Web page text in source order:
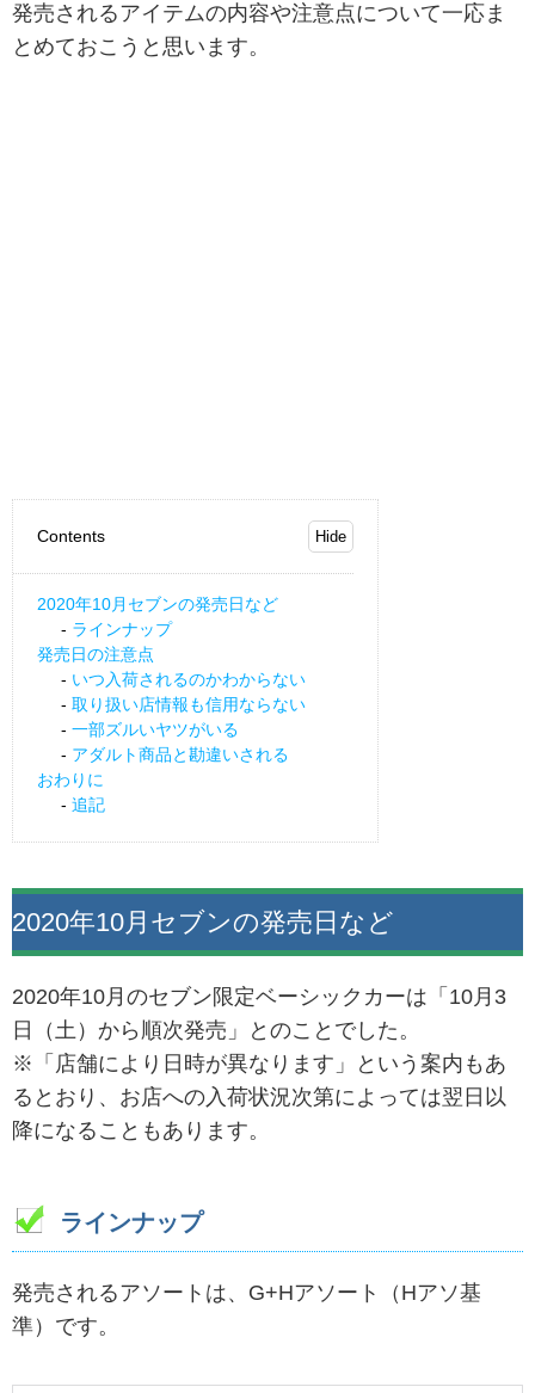
発売されるアイテムの内容や注意点について一応ま
とめておこうと思います。
Contents
2020年10月セブンの発売日など
ラインナップ
発売日の注意点
いつ入荷されるのかわからない
取り扱い店情報も信用ならない
一部ズルいヤツがいる
アダルト商品と勘違いされる
おわりに
追記
2020年10月セブンの発売日など
2020年10月のセブン限定ベーシックカーは「10月3
日（土）から順次発売」とのことでした。
※「店舗により日時が異なります」という案内もあ
るとおり、お店への入荷状況次第によっては翌日以
降になることもあります。
ラインナップ
発売されるアソートは、G+Hアソート（Hアソ基
準）です。